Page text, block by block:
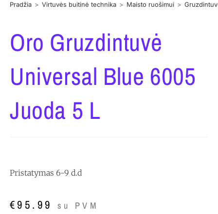
Pradžia > Virtuvės buitinė technika > Maisto ruošimui >
Oro Gruzdintuvė
Universal Blue 6005
Juoda 5 L
Pristatymas 6-9 d.d
€95.99 su PVM